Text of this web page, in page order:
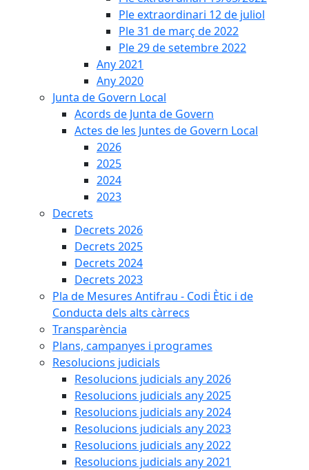
Ple extraordinari 12 de juliol
Ple 31 de març de 2022
Ple 29 de setembre 2022
Any 2021
Any 2020
Junta de Govern Local
Acords de Junta de Govern
Actes de les Juntes de Govern Local
2026
2025
2024
2023
Decrets
Decrets 2026
Decrets 2025
Decrets 2024
Decrets 2023
Pla de Mesures Antifrau - Codi Ètic i de
Conducta dels alts càrrecs
Transparència
Plans, campanyes i programes
Resolucions judicials
Resolucions judicials any 2026
Resolucions judicials any 2025
Resolucions judicials any 2024
Resolucions judicials any 2023
Resolucions judicials any 2022
Resolucions judicials any 2021